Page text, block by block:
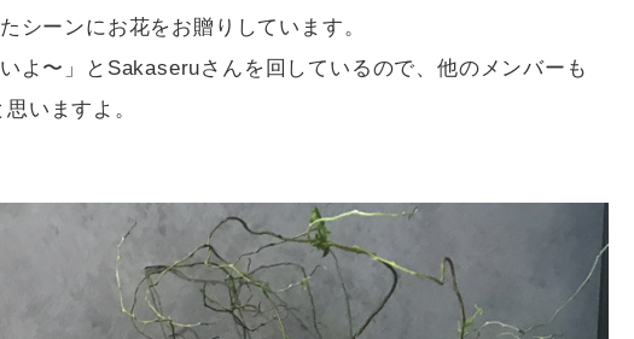
シーンにお花をお贈りしています。
よ〜」とSakaseruさんを回しているので、他のメンバーも
いますよ。